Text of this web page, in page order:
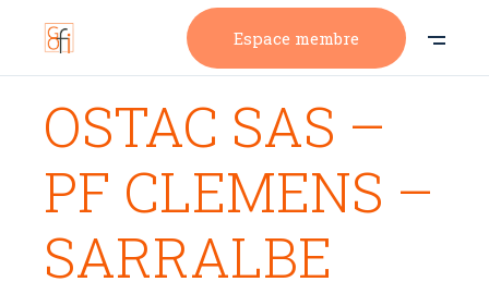
Espace membre
OSTAC SAS –
PF CLEMENS –
SARRALBE